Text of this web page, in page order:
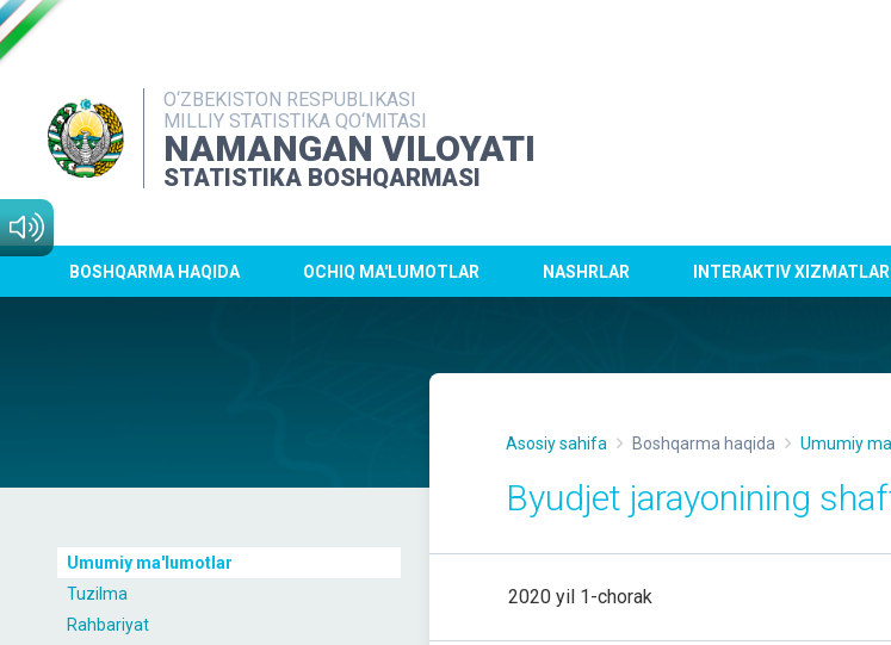
O‘ZBEKISTON RESPUBLIKASI
MILLIY STATISTIKA QO‘MITASI
NAMANGAN VILOYATI
STATISTIKA BOSHQARMASI
BOSHQARMA HAQIDA OCHIQ MA'LUMOTLAR NASHRLAR INTERAKTIV XIZMATLAR
Umumiy ma'lumotlar
Tuzilma
Rahbariyat
Asosiy sahifa Boshqarma haqida Umumiy
Byudjet jarayonining
2020 yil 1-chorak